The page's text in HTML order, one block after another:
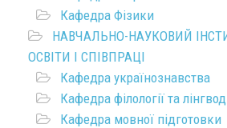
Кафедра Фізики
НАВЧАЛЬНО-НАУКОВИЙ
ОСВІТИ І СПІВПРАЦІ
Кафедра українознавства
Кафедра філології та
Кафедра мовної підготовки